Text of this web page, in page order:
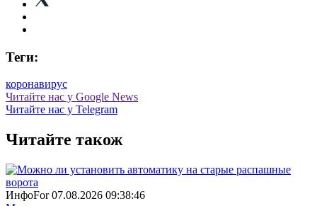
Теги:
коронавирус
Читайте нас у Google News
Читайте нас у Telegram
Читайте також
ИнфоFor 07.08.2026 09:38:46